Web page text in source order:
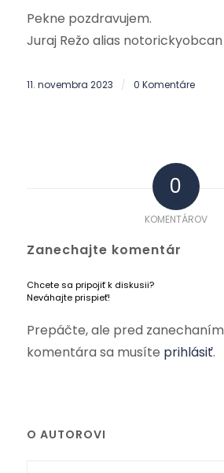
Pekne pozdravujem.
Juraj Režo alias notorickyobcan
11. novembra 2023 / 0 Komentáre
0
KOMENTÁROV
Zanechajte komentár
Chcete sa pripojiť k diskusii?
Neváhajte prispieť!
Prepáčte, ale pred zanechaním
komentára sa musíte prihlásiť.
O AUTOROVI